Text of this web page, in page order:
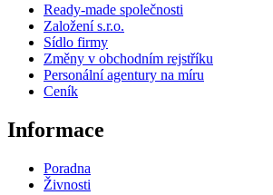
Ready-made společnosti
Založení s.r.o.
Sídlo firmy
Změny v obchodním rejstříku
Personální agentury na míru
Ceník
Informace
Poradna
Živnosti